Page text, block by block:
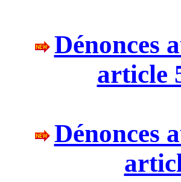
Dénonces
article
Dénonces